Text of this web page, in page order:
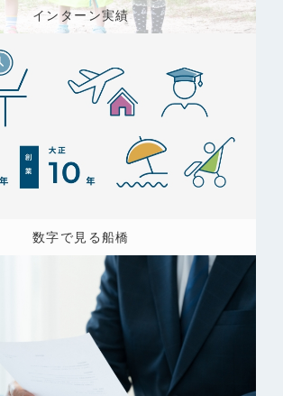
インターン実績
数字で見る船橋